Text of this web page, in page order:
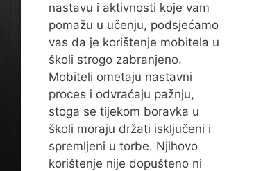
nastavu i aktivnosti koje vam
pomažu u učenju, podsjećamo
vas da je korištenje mobitela u
školi strogo zabranjeno.
Mobiteli ometaju nastavni
proces i odvraćaju pažnju,
stoga se tijekom boravka u
školi moraju držati isključeni i
spremljeni u torbe. Njihovo
korištenje nije dopušteno ni